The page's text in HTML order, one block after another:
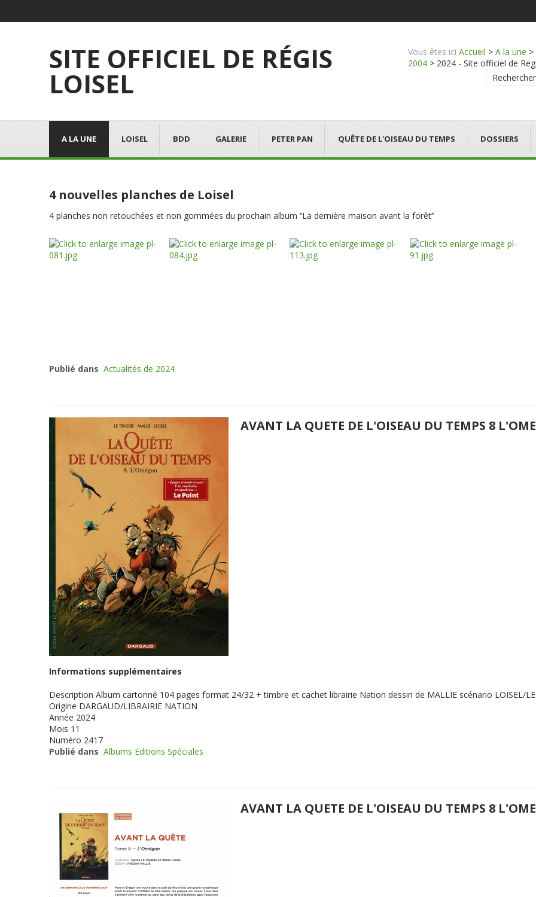
SITE OFFICIEL DE RÉGIS
LOISEL
Vous êtes ici Accueil > A la une >
2004 > 2024 - Site officiel de
Rechercher
A LA UNE LOISEL BDD GALERIE PETER PAN QUÊTE DE L'OISEAU DU TEMPS DOSSIERS
4 nouvelles planches de Loisel
4 planches non retouchées et non gommées du prochain album ‘’La dernière maison avant la forêt‘’
Publié dans Actualités de 2024
AVANT LA QUETE DE L'OISEAU DU TEMPS 8
Informations supplémentaires
Description Album cartonné 104 pages format 24/32 + timbre et cachet librairie Nation dessin de MALLIE scénario LOISEL/
Origine DARGAUD/LIBRAIRIE NATION
Année 2024
Mois 11
Numéro 2417
Publié dans Albums Editions Spéciales
AVANT LA QUETE DE L'OISEAU DU TEMPS 8